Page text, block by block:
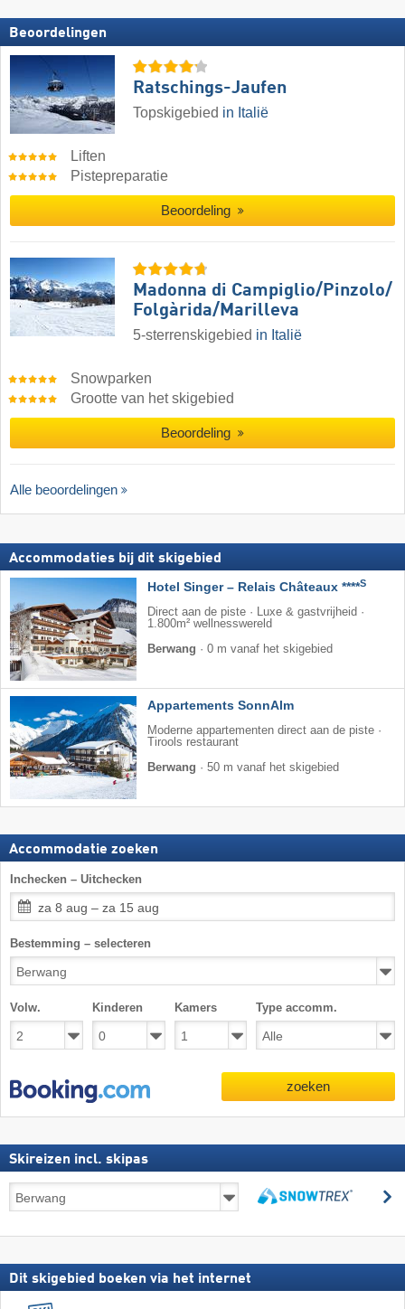
Beoordelingen
Ratschings-Jaufen
Topskigebied in Italië
Liften
Pistepreparatie
Beoordeling
Madonna di Campiglio/​Pinzolo/​
Folgàrida/​Marilleva
5-sterrenskigebied in Italië
Snowparken
Grootte van het skigebied
Beoordeling
Alle beoordelingen
Accommodaties bij dit skigebied
Hotel Singer – Relais Châteaux ****S
Direct aan de piste · Luxe & gastvrijheid ·
1.800m² wellnesswereld
Berwang · 0 m vanaf het skigebied
Appartements SonnAlm
Moderne appartementen direct aan de piste ·
Tirools restaurant
Berwang · 50 m vanaf het skigebied
Accommodatie zoeken
Inchecken – Uitchecken
za 8 aug – za 15 aug
Bestemming – selecteren
Volw. Kinderen Kamers Type accomm.
zoeken
Skireizen incl. skipas
incl.
Dit skigebied boeken via het internet